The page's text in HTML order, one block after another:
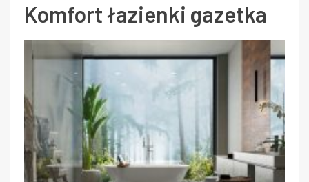
Komfort łazienki gazetka